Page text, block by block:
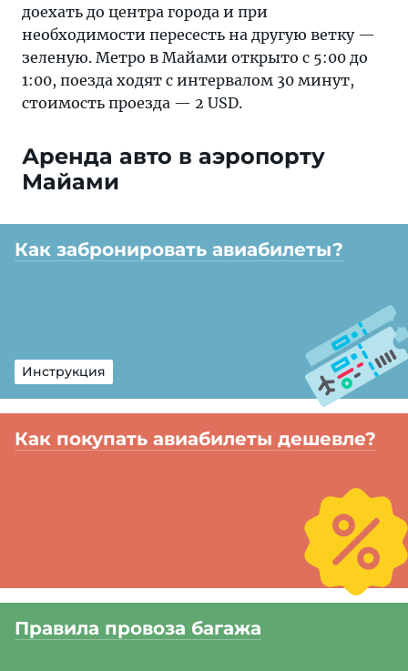
доехать до центра города и при
необходимости пересесть на другую ветку —
зеленую. Метро в Майами открыто с 5:00 до
1:00, поезда ходят с интервалом 30 минут,
стоимость проезда — 2 USD.
Аренда авто в аэропорту
Майами
Как забронировать авиабилеты?
Инструкция
Как покупать авиабилеты дешевле?
Правила провоза багажа